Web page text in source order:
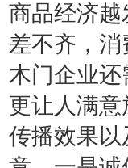
商品经济
差不齐，
木门企业
更让人满
传播效果